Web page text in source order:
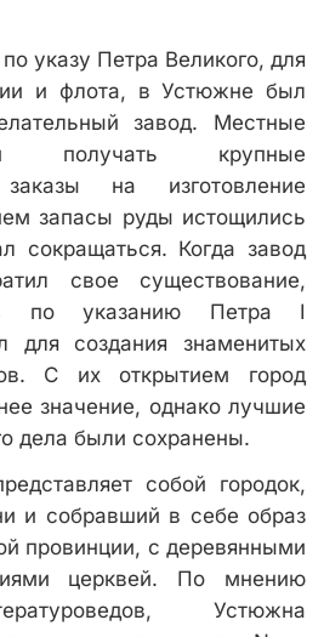
указу Петра Великого, для
и флота, в Устюжне был
завод. Местные
получать крупные
заказы на изготовление
запасы руды истощились
сокращаться. Когда завод
свое существование,
по указанию Петра I
для создания знаменитых
С их открытием город
значение, однако лучшие
дела были сохранены.
собой городок,
и собравший в себе образ
провинции, с деревянными
церквей. По мнению
Устюжна